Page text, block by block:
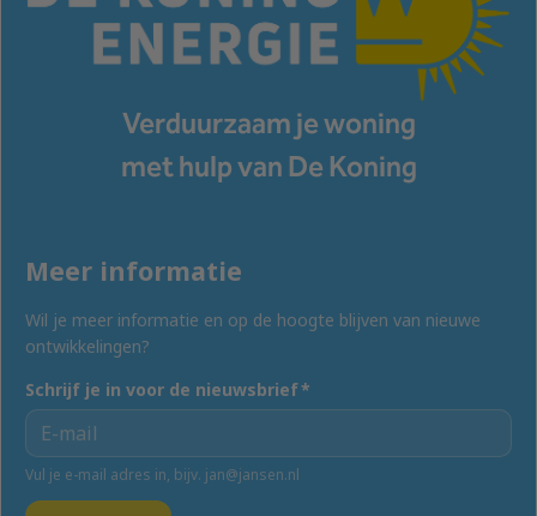
Verduurzaam je woning
met hulp van De Koning
Meer informatie
Wil je meer informatie en op de hoogte blijven van nieuwe
ontwikkelingen?
Schrijf je in voor de nieuwsbrief*
Vul je e-mail adres in, bijv. jan@jansen.nl